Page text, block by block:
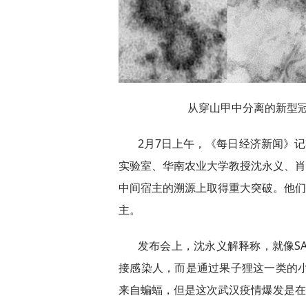
从穿山甲中分离的新型
2月7日上午，《每日经济新闻》
实验室、华南农业大学教授沈永义、
中间宿主的溯源上取得重大突破。他
主。
发布会上，沈永义解释称，就像
接感染人，而是通过果子狸这一类的
来自蝙蝠，但是这次武汉疫情爆发是